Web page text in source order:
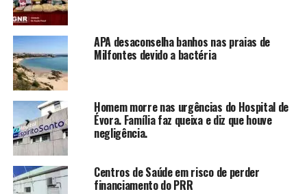
APA desaconselha banhos nas praias de
Milfontes devido a bactéria
Homem morre nas urgências do Hospital de
Évora. Família faz queixa e diz que houve
negligência.
Centros de Saúde em risco de perder
financiamento do PRR